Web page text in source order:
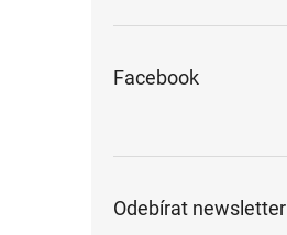
Facebook
Odebírat newsletter